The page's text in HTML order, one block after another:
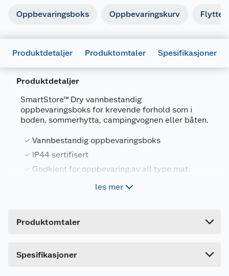
Oppbevaringsboks Oppbevaringskurv
Produktdetaljer Produktomtaler Spesifikasjoner
Produktdetaljer
SmartStore™ Dry vannbestandig
oppbevaringsboks for krevende forhold som i
boden, sommerhytta, campingvognen eller båten.
Vannbestandig oppbevaringsboks
IP44 sertifisert
Godkjent for oppbevaring av all type mat
10 år garanti, Produsert i Sverige
insekter ute. Motstandsdyktig mot høye
les mer
Produktomtaler
Dette produktet har ikke fått noen omtale ennå.
Spesifikasjoner
Artikkelnummer
7332462040090
Leverandørens artikkelnummer
3461050
Størrelse
50 X 40 X 27 CM
Farge
Lengde